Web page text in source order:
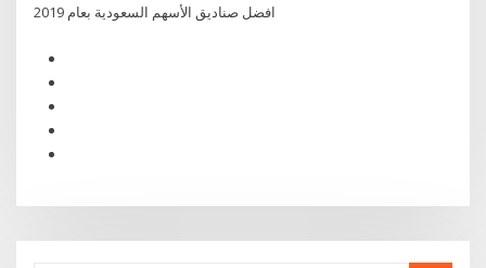
افضل صناديق الأسهم السعودية بعام 2019